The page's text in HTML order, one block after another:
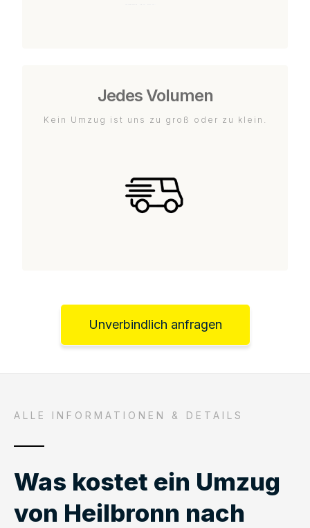
Jedes Volumen
Kein Umzug ist uns zu groß oder zu klein.
Unverbindlich anfragen
ALLE INFORMATIONEN & DETAILS
Was kostet ein Umzug
von Heilbronn nach